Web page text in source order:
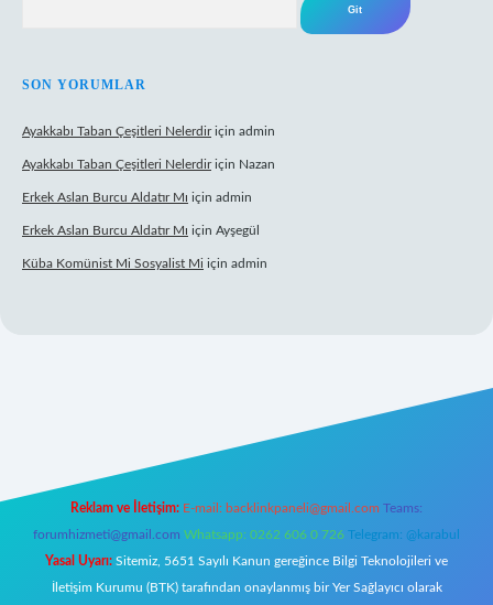
SON YORUMLAR
Ayakkabı Taban Çeşitleri Nelerdiriçin admin
Ayakkabı Taban Çeşitleri Nelerdiriçin Nazan
Erkek Aslan Burcu Aldatır Mı için admin
Erkek Aslan Burcu Aldatır Mı için Ayşegül
Küba Komünist Mi Sosyalist Mi için admin
Reklam ve İletişim: E-mail: backlinkpaneli@gmail.com Teams:
forumhizmeti@gmail.com Whatsapp: 0262 606 0 726 Telegram: @karabul
Yasal Uyarı: Sitemiz, 5651 Sayılı Kanun gereğince Bilgi Teknolojileri ve
İletişim Kurumu (BTK) tarafından onaylanmış bir Yer Sağlayıcı olarak